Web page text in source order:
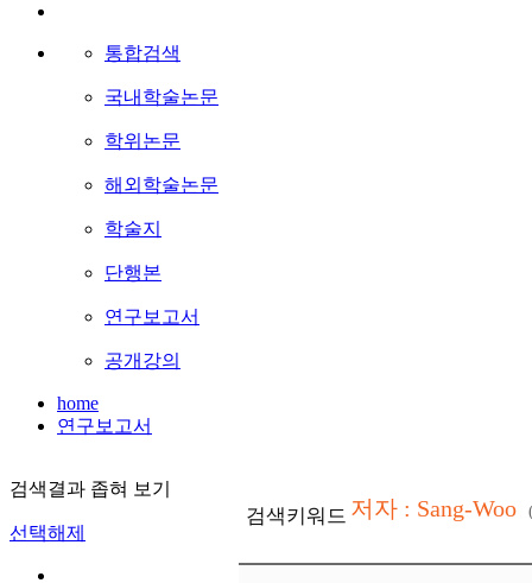
통합검색
국내학술논문
학위논문
해외학술논문
학술지
단행본
연구보고서
공개강의
home
연구보고서
검색결과 좁혀 보기
선택해제
검색키워드 저자 : Sang-Woo